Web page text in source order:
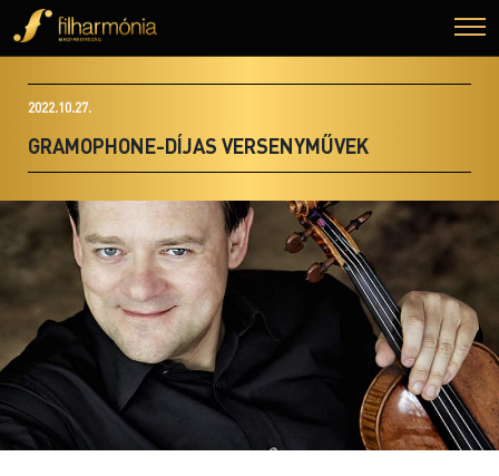
2022.10.27.
GRAMOPHONE-DÍJAS VERSENYMŰVEK